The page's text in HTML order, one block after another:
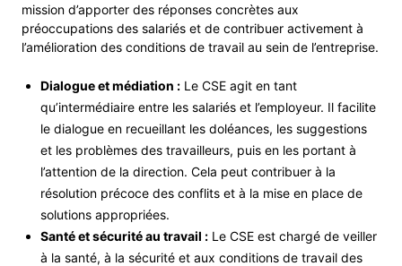
mission d’apporter des réponses concrètes aux
préoccupations des salariés et de contribuer activement à
l’amélioration des conditions de travail au sein de l’entreprise.
Dialogue et médiation : Le CSE agit en tant
qu’intermédiaire entre les salariés et l’employeur. Il facilite
le dialogue en recueillant les doléances, les suggestions
et les problèmes des travailleurs, puis en les portant à
l’attention de la direction. Cela peut contribuer à la
résolution précoce des conflits et à la mise en place de
solutions appropriées.
Santé et sécurité au travail : Le CSE est chargé de veiller
à la santé, à la sécurité et aux conditions de travail des